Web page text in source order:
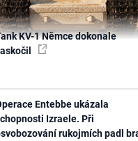
KV-1 Němce dokonale
Entebbe ukázala
Izraele. Při
rukojmích padl